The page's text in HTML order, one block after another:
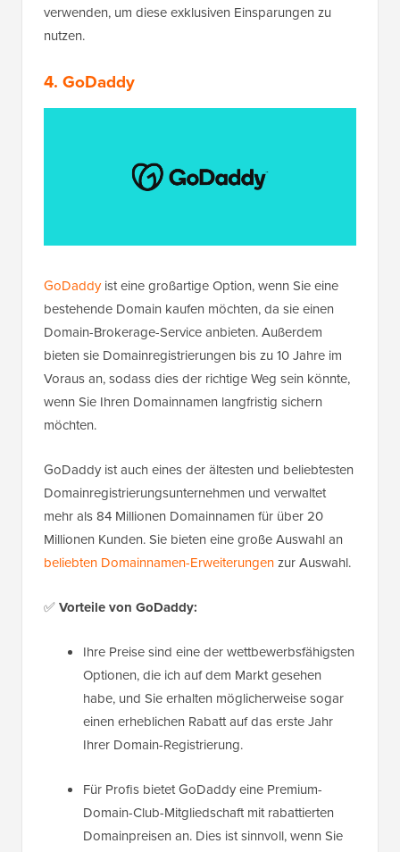
verwenden, um diese exklusiven Einsparungen zu
nutzen.
4. GoDaddy
GoDaddyist eine großartige Option, wenn Sie eine
bestehende Domain kaufen möchten, da sie einen
Domain-Brokerage-Service anbieten. Außerdem
bieten sie Domainregistrierungen bis zu 10 Jahre im
Voraus an, sodass dies der richtige Weg sein könnte,
wenn Sie Ihren Domainnamen langfristig sichern
möchten.
GoDaddy ist auch eines der ältesten und beliebtesten
Domainregistrierungsunternehmen und verwaltet
mehr als 84 Millionen Domainnamen für über 20
Millionen Kunden. Sie bieten eine große Auswahl an
beliebten Domainnamen-Erweiterungenzur Auswahl.
✅Vorteile von GoDaddy:
Ihre Preise sind eine der wettbewerbsfähigsten
Optionen, die ich auf dem Markt gesehen
habe, und Sie erhalten möglicherweise sogar
einen erheblichen Rabatt auf das erste Jahr
Ihrer Domain-Registrierung.
Für Profis bietet GoDaddy eine Premium-
Domain-Club-Mitgliedschaft mit rabattierten
Domainpreisen an. Dies ist sinnvoll, wenn Sie